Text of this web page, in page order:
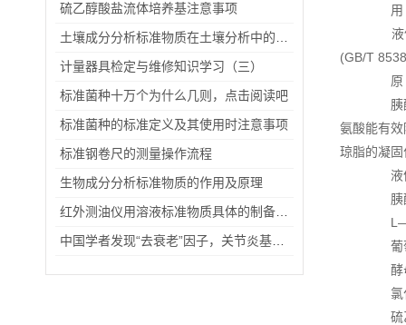
硫乙醇酸盐流体培养基注意事项
计量器具检定与维修知识学习（三）
标准菌种十万个为什么几则，点击阅读吧
标准菌种的标准定义及其使用时注意事项
标准钢卷尺的测量操作流程
生物成分分析标准物质的作用及原理
用
(GB/T
原
胰酪
氨酸能有
琼脂的凝
液
胰
L—
葡
酵
氯
硫乙